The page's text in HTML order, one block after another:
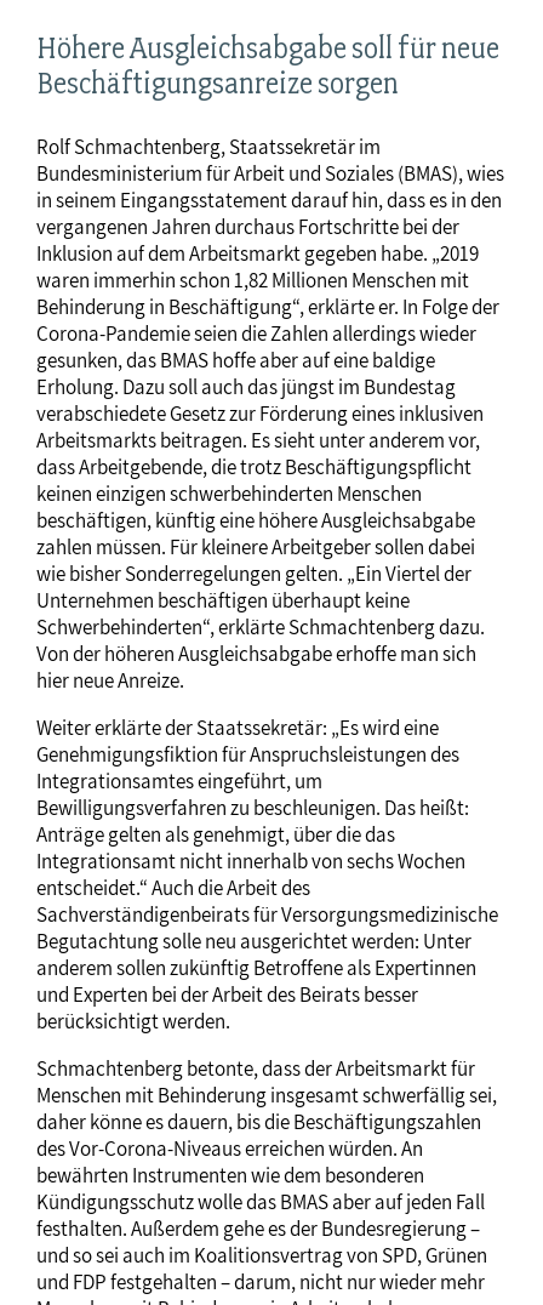
Höhere Ausgleichsabgabe soll für neue
Beschäftigungsanreize sorgen
Rolf Schmachtenberg, Staatssekretär im
Bundesministerium für Arbeit und Soziales (BMAS), wies
in seinem Eingangsstatement darauf hin, dass es in den
vergangenen Jahren durchaus Fortschritte bei der
Inklusion auf dem Arbeitsmarkt gegeben habe. „2019
waren immerhin schon 1,82 Millionen Menschen mit
Behinderung in Beschäftigung“, erklärte er. In Folge der
Corona-Pandemie seien die Zahlen allerdings wieder
gesunken, das BMAS hoffe aber auf eine baldige
Erholung. Dazu soll auch das jüngst im Bundestag
verabschiedete Gesetz zur Förderung eines inklusiven
Arbeitsmarkts beitragen. Es sieht unter anderem vor,
dass Arbeitgebende, die trotz Beschäftigungspflicht
keinen einzigen schwerbehinderten Menschen
beschäftigen, künftig eine höhere Ausgleichsabgabe
zahlen müssen. Für kleinere Arbeitgeber sollen dabei
wie bisher Sonderregelungen gelten. „Ein Viertel der
Unternehmen beschäftigen überhaupt keine
Schwerbehinderten“, erklärte Schmachtenberg dazu.
Von der höheren Ausgleichsabgabe erhoffe man sich
hier neue Anreize.
Weiter erklärte der Staatssekretär: „Es wird eine
Genehmigungsfiktion für Anspruchsleistungen des
Integrationsamtes eingeführt, um
Bewilligungsverfahren zu beschleunigen. Das heißt:
Anträge gelten als genehmigt, über die das
Integrationsamt nicht innerhalb von sechs Wochen
entscheidet.“ Auch die Arbeit des
Sachverständigenbeirats für Versorgungsmedizinische
Begutachtung solle neu ausgerichtet werden: Unter
anderem sollen zukünftig Betroffene als Expertinnen
und Experten bei der Arbeit des Beirats besser
berücksichtigt werden.
Schmachtenberg betonte, dass der Arbeitsmarkt für
Menschen mit Behinderung insgesamt schwerfällig sei,
daher könne es dauern, bis die Beschäftigungszahlen
des Vor-Corona-Niveaus erreichen würden. An
bewährten Instrumenten wie dem besonderen
Kündigungsschutz wolle das BMAS aber auf jeden Fall
festhalten. Außerdem gehe es der Bundesregierung –
und so sei auch im Koalitionsvertrag von SPD, Grünen
und FDP festgehalten – darum, nicht nur wieder mehr